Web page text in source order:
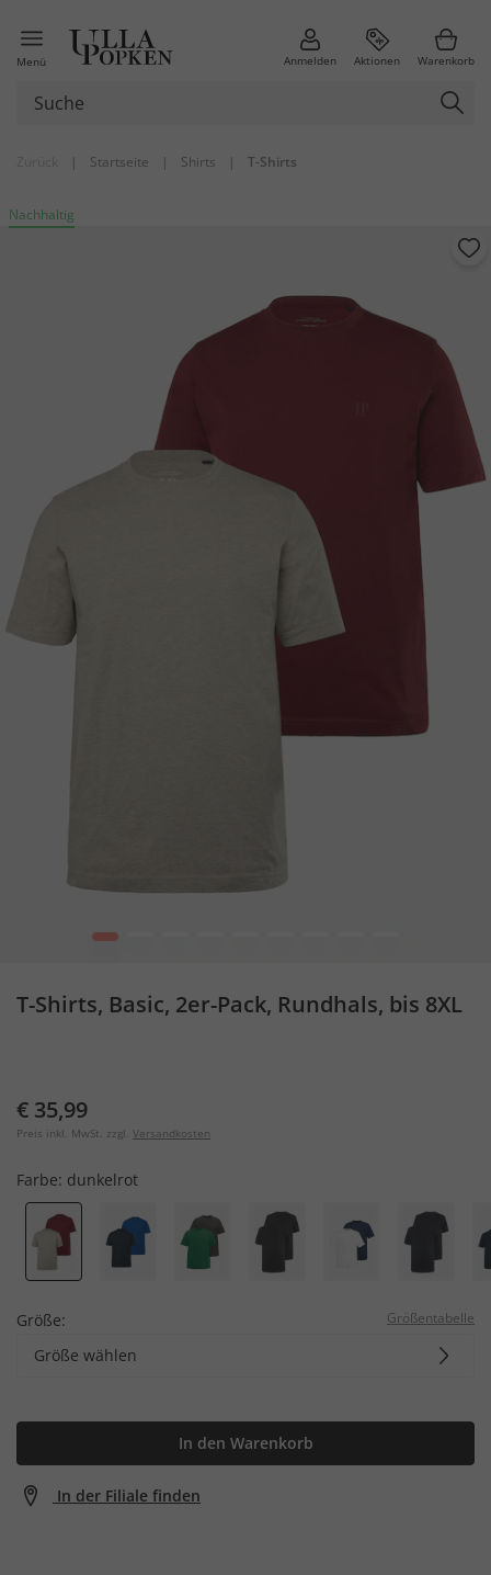
Menü Anmelden Aktionen Warenkorb
| Startseite | Shirts | T-Shirts
Nachhaltig
1
T-Shirts, Basic, 2er-Pack, Rundhals, bis 8XL
€ 35,99
Preis inkl. MwSt. zzgl. Versandkosten
Farbe: dunkelrot
Größe: Größentabelle
Größe wählen
In den Warenkorb
In der Filiale finden